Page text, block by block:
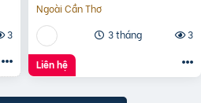
3
Ngoài Cần Thơ
3 tháng
3
Liên hệ